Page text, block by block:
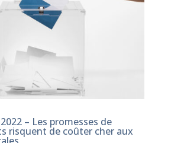
– Les promesses de
risquent de coûter cher aux